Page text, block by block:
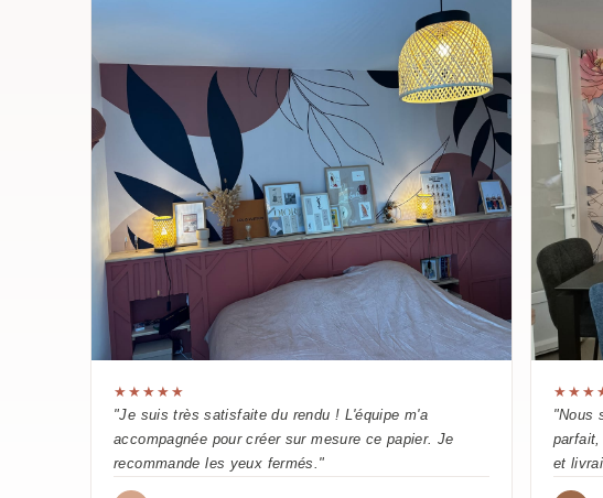
★★★★★
"Je suis très satisfaite du rendu ! L'équipe m'a
accompagnée pour créer sur mesure ce papier. Je
recommande les yeux fermés."
"Nous
et